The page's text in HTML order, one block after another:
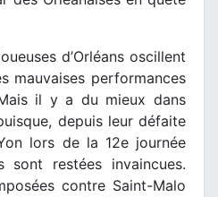
d’Orléans oscillent
mauvaises performances
il y a du mieux dans
depuis leur défaite
lors de la 12e journée
sont restées invaincues.
contre Saint-Malo